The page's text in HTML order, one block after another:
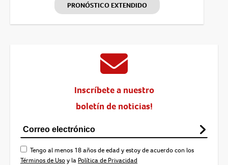
PRONÓSTICO EXTENDIDO
Inscríbete a nuestro
boletín de noticias!
Tengo al menos 18 años de edad y estoy de acuerdo con los
Términos de Usoy la Política de Privacidad